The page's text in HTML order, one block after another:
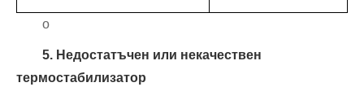
о
5. Недостатъчен или некачествен
термостабилизатор